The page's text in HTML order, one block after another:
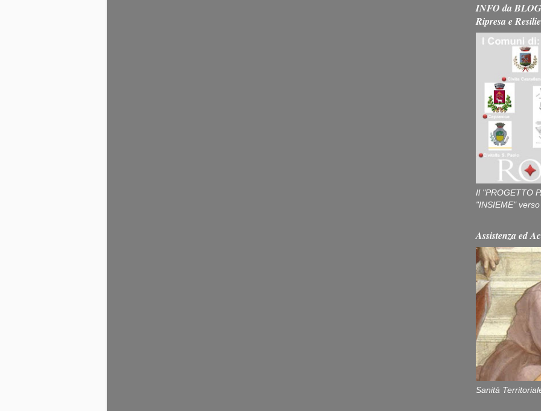
INFO da
Ripresa e
Il "PROGETTO
"INSIEME"
Assistenza ed
Sanità